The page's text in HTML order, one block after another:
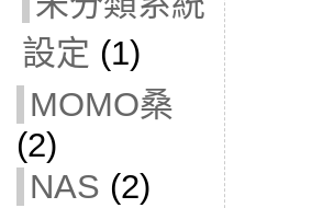
設定 (1)
MOMO桑
(2)
NAS (2)